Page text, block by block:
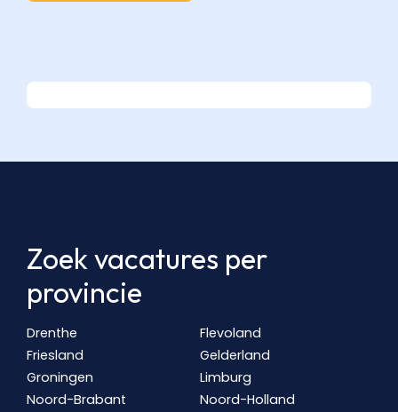
Zoek vacatures per
provincie
Drenthe
Flevoland
Friesland
Gelderland
Groningen
Limburg
Noord-Brabant
Noord-Holland